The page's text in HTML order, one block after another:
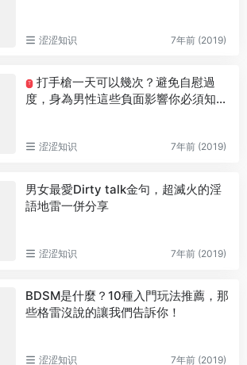
涩涩知识 7年前 (2019)
T
打手槍一天可以幾次？避免自慰過
度，身為男性這些負面影響你必須知
涩涩知识 7年前 (2019)
男女最愛Dirty talk金句，超滅火的淫
語地雷一併分享
涩涩知识 7年前 (2019)
BDSM是什麼？10種入門玩法推薦，那
些格雷沒說的讓我們告訴你！
涩涩知识 7年前 (2019)